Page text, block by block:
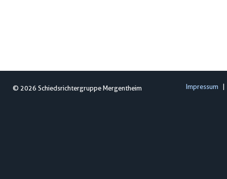
© 2026 Schiedsrichtergruppe Mergentheim Impressum |